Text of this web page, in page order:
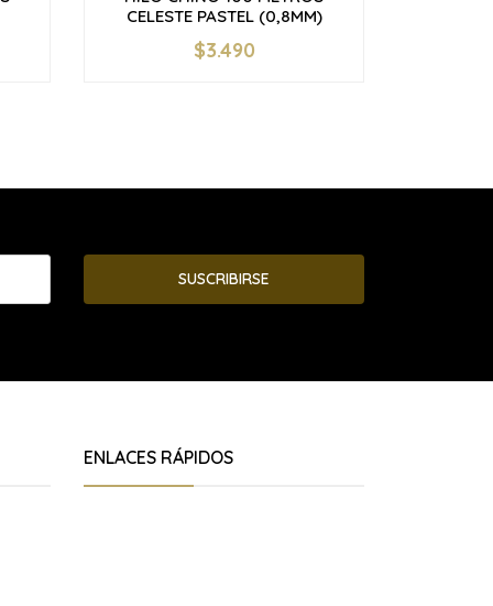
CELESTE PASTEL (0,8MM)
+
$3.490
SUSCRIBIRSE
ENLACES RÁPIDOS